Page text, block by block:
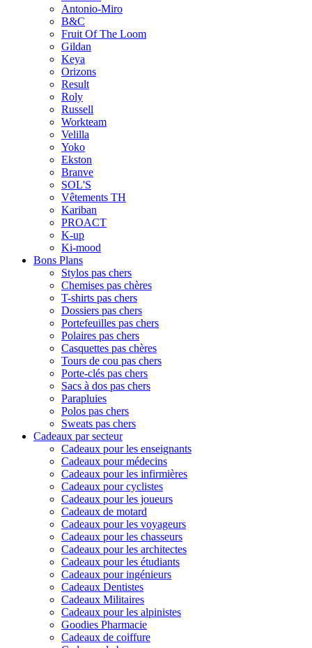
Antonio-Miro
B&C
Fruit Of The Loom
Gildan
Keya
Orizons
Result
Roly
Russell
Workteam
Velilla
Yoko
Ekston
Branve
SOL'S
Vêtements TH
Kariban
PROACT
K-up
Ki-mood
Bons Plans
Stylos pas chers
Chemises pas chères
T-shirts pas chers
Dossiers pas chers
Portefeuilles pas chers
Polaires pas chers
Casquettes pas chères
Tours de cou pas chers
Porte-clés pas chers
Sacs à dos pas chers
Parapluies
Polos pas chers
Sweats pas chers
Cadeaux par secteur
Cadeaux pour les enseignants
Cadeaux pour médecins
Cadeaux pour les infirmières
Cadeaux pour cyclistes
Cadeaux pour les joueurs
Cadeaux de motard
Cadeaux pour les voyageurs
Cadeaux pour les chasseurs
Cadeaux pour les architectes
Cadeaux pour les étudiants
Cadeaux pour ingénieurs
Cadeaux Dentistes
Cadeaux Militaires
Cadeaux pour les alpinistes
Goodies Pharmacie
Cadeaux de coiffure